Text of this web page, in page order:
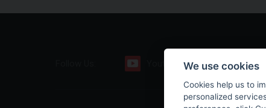
Facebook
We use cookies
Cookies help us to
personalized